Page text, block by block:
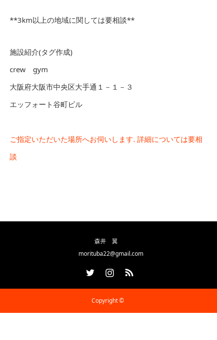
**3km以上の地域に関しては要相談**
施設紹介(タグ作成)
crew gym
大阪府大阪市中央区大手通１－１－３
エッフォート谷町ビル
ご指定いただいた場所へお伺いします. 詳細については要相
談
森井 翼
morituba22@gmail.com
Copyright ©